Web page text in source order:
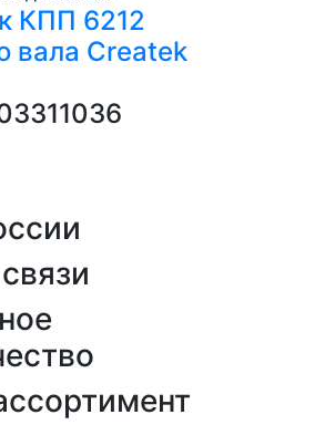
КПП 6212
вала Createk